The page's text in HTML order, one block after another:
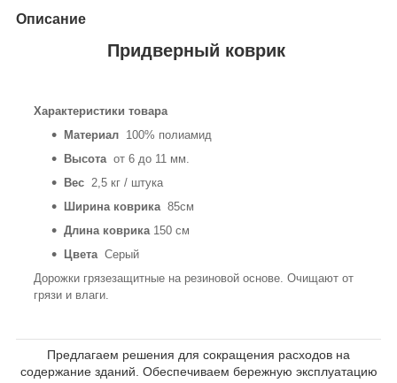
Описание
Придверный коврик
Характеристики товара
Материал 100% полиамид
Высота от 6 до 11 мм.
Вес 2,5 кг / штука
Ширина коврика85см
Длина коврика150 см
Цвета Серый
Дорожки грязезащитные на резиновой основе. Очищают от
грязи и влаги.
Предлагаем решения для сокращения расходов на
содержание зданий. Обеспечиваем бережную эксплуатацию